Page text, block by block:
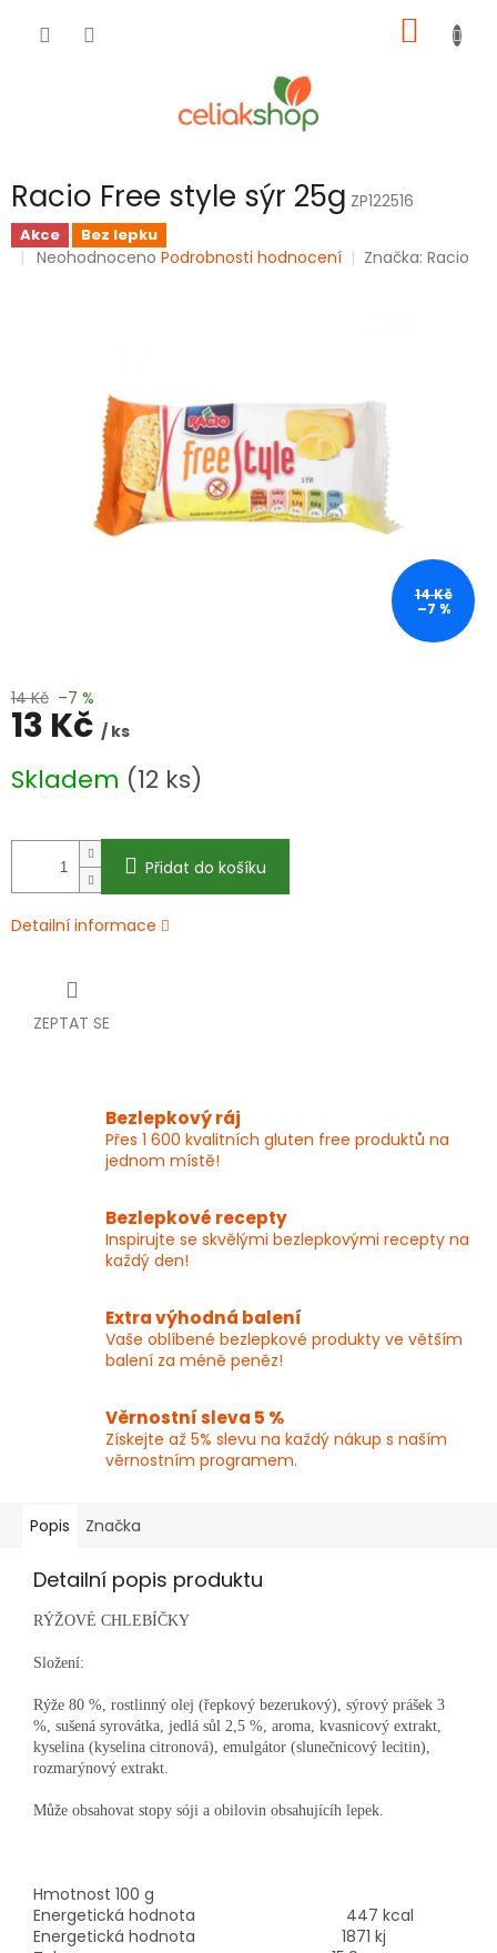
KOŠÍK
Racio Free style sýr 25g ZP122516
Akce Bez lepku
Průměrné
hvězdiček.
Neohodnoceno Podrobnosti hodnocení Značka: Racio
14 Kč
–7 %
14 Kč –7 %
13 Kč / ks
cena:
Skladem (12 ks)
Přidat do košíku
Detailní informace
ZEPTAT SE
Bezlepkový ráj
Přes 1 600 kvalitních gluten free produktů na
jednom místě!
Bezlepkové recepty
Inspirujte se skvělými bezlepkovými recepty na
každý den!
Extra výhodná balení
Vaše oblíbené bezlepkové produkty ve větším
balení za méně peněz!
Věrnostní sleva 5 %
Získejte až 5% slevu na každý nákup s naším
věrnostním programem.
Popis Značka
Detailní popis produktu
RÝŽOVÉ CHLEBÍČKY
Složení:
Rýže 80 %, rostlinný olej (řepkový bezerukový), sýrový prášek 3
%, sušená syrovátka, jedlá sůl 2,5 %, aroma, kvasnicový extrakt,
kyselina (kyselina citronová), emulgátor (slunečnicový lecitin),
rozmarýnový extrakt.
Může obsahovat stopy sóji a obilovin obsahujícíh lepek.
Hmotnost 100 g
Energetická hodnota 447 kcal
Energetická hodnota 1871 kj